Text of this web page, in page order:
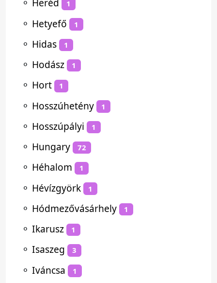
⚬ Heréd 1
⚬ Hetyefő 1
⚬ Hidas 1
⚬ Hodász 1
⚬ Hort 1
⚬ Hosszúhetény 1
⚬ Hosszúpályi 1
⚬ Hungary 72
⚬ Héhalom 1
⚬ Hévízgyörk 1
⚬ Hódmezővásárhely 1
⚬ Ikarusz 1
⚬ Isaszeg 3
⚬ Iváncsa 1